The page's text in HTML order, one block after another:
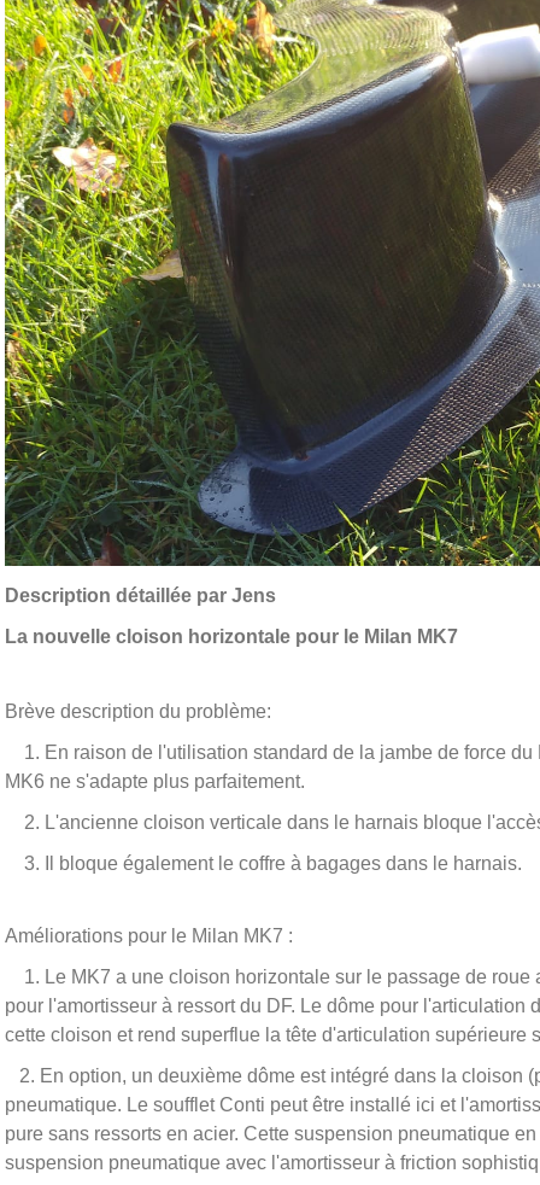
Description détaillée par Jens
La nouvelle cloison horizontale pour le Milan MK7
Brève description du problème:
1. En raison de l'utilisation standard de la jambe de force
MK6 ne s'adapte plus parfaitement.
2. L'ancienne cloison verticale dans le harnais bloque
3. Il bloque également le coffre à bagages dans le harnais.
Améliorations pour le Milan MK7 :
1. Le MK7 a une cloison horizontale sur le passage de roue
pour l'amortisseur à ressort du DF. Le dôme pour
cette cloison et rend superflue la tête d'articulation supérieure
2. En option, un deuxième dôme est intégré dans la cloison
pneumatique. Le soufflet Conti peut être installé ici et
pure sans ressorts en acier. Cette suspension pneumatique
suspension pneumatique avec l'amortisseur à friction